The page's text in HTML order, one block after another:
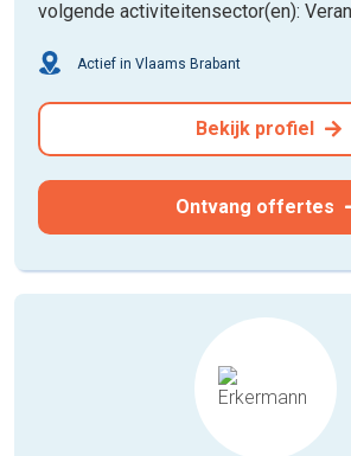
volgende activiteitensector(en):
Actief in Vlaams Brabant
Bekijk profiel
Ontvang offertes